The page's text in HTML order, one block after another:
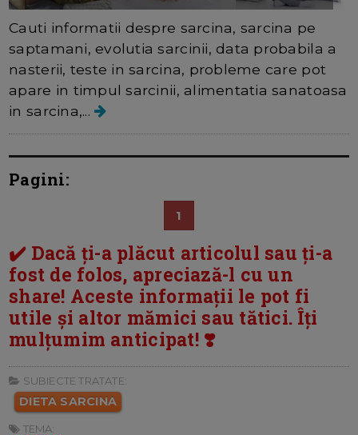
Cauti informatii despre sarcina, sarcina pe
saptamani, evolutia sarcinii, data probabila a
nasterii, teste in sarcina, probleme care pot
apare in timpul sarcinii, alimentatia sanatoasa
in sarcina,...
Pagini:
1
✔️ Dacă ți-a plăcut articolul sau ți-a
fost de folos, apreciază-l cu un
share! Aceste informații le pot fi
utile și altor mămici sau tătici. Îți
mulțumim anticipat! ❣️
SUBIECTE TRATATE:
DIETA SARCINA
TEMA: